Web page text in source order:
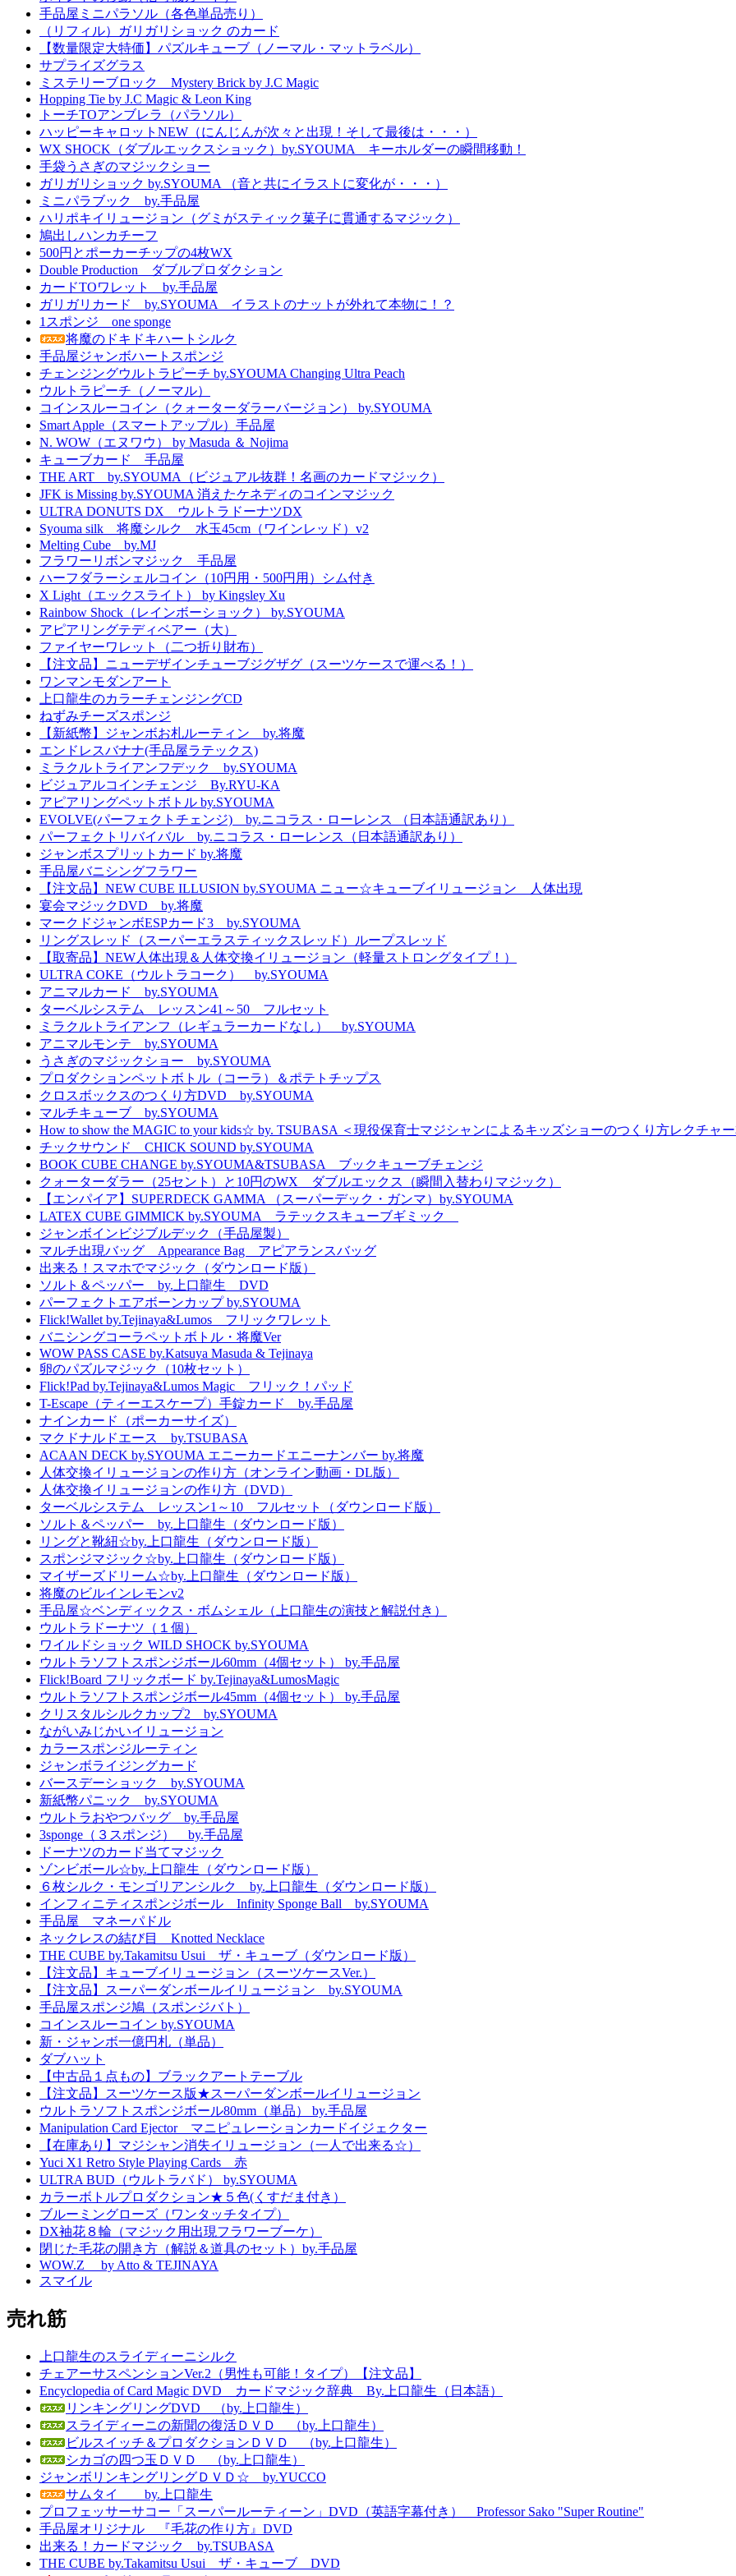
手品屋ミニパラソル（各色単品売り）
（リフィル）ガリガリショック のカード
【数量限定大特価】パズルキューブ（ノーマル・マットラベル）
サプライズグラス
ミステリーブロック Mystery Brick by J.C Magic
Hopping Tie by J.C Magic & Leon King
トーチTOアンブレラ（パラソル）
ハッピーキャロットNEW（にんじんが次々と出現！そして最後は・・・）
WX SHOCK（ダブルエックスショック）by.SYOUMA キーホルダーの瞬間移動！
手袋うさぎのマジックショー
ガリガリショック by.SYOUMA （音と共にイラストに変化が・・・）
ミニパラブック by.手品屋
ハリポキイリュージョン（グミがスティック菓子に貫通するマジック）
鳩出しハンカチーフ
500円とポーカーチップの4枚WX
Double Production ダブルプロダクション
カードTOワレット by.手品屋
ガリガリカード by.SYOUMA イラストのナットが外れて本物に！？
1スポンジ one sponge
将魔のドキドキハートシルク
手品屋ジャンボハートスポンジ
チェンジングウルトラピーチ by.SYOUMA Changing Ultra Peach
ウルトラピーチ（ノーマル）
コインスルーコイン（クォーターダラーバージョン） by.SYOUMA
Smart Apple（スマートアップル）手品屋
N. WOW（エヌワウ） by Masuda ＆ Nojima
キューブカード 手品屋
THE ART by.SYOUMA（ビジュアル抜群！名画のカードマジック）
JFK is Missing by.SYOUMA 消えたケネディのコインマジック
ULTRA DONUTS DX ウルトラドーナツDX
Syouma silk 将魔シルク 水玉45cm（ワインレッド）v2
Melting Cube by.MJ
フラワーリボンマジック 手品屋
ハーフダラーシェルコイン（10円用・500円用）シム付き
X Light（エックスライト） by Kingsley Xu
Rainbow Shock（レインボーショック） by.SYOUMA
アピアリングテディベアー（大）
ファイヤーワレット（二つ折り財布）
【注文品】ニューデザインチューブジグザグ（スーツケースで運べる！）
ワンマンモダンアート
上口龍生のカラーチェンジングCD
ねずみチーズスポンジ
【新紙幣】ジャンボお札ルーティン by.将魔
エンドレスバナナ(手品屋ラテックス)
ミラクルトライアンフデック by.SYOUMA
ビジュアルコインチェンジ By.RYU-KA
アピアリングペットボトル by.SYOUMA
EVOLVE(パーフェクトチェンジ) by.ニコラス・ローレンス （日本語通訳あり）
パーフェクトリバイバル by.ニコラス・ローレンス（日本語通訳あり）
ジャンボスプリットカード by.将魔
手品屋バニシングフラワー
【注文品】NEW CUBE ILLUSION by.SYOUMA ニュー☆キューブイリュージョン 人体出現
宴会マジックDVD by.将魔
マークドジャンボESPカード3 by.SYOUMA
リングスレッド（スーパーエラスティックスレッド）ループスレッド
【取寄品】NEW人体出現＆人体交換イリュージョン（軽量ストロングタイプ！）
ULTRA COKE（ウルトラコーク） by.SYOUMA
アニマルカード by.SYOUMA
ターベルシステム レッスン41～50 フルセット
ミラクルトライアンフ（レギュラーカードなし） by.SYOUMA
アニマルモンテ by.SYOUMA
うさぎのマジックショー by.SYOUMA
プロダクションペットボトル（コーラ）＆ポテトチップス
クロスボックスのつくり方DVD by.SYOUMA
マルチキューブ by.SYOUMA
How to show the MAGIC to your kids☆ by. TSUBASA ＜現役保育士マジシャンによるキッズショーのつくり方レクチャ
チックサウンド CHICK SOUND by.SYOUMA
BOOK CUBE CHANGE by.SYOUMA&TSUBASA ブックキューブチェンジ
クォーターダラー（25セント）と10円のWX ダブルエックス（瞬間入替わりマジック）
【エンパイア】SUPERDECK GAMMA （スーパーデック・ガンマ）by.SYOUMA
LATEX CUBE GIMMICK by.SYOUMA ラテックスキューブギミック
ジャンボインビジブルデック（手品屋製）
マルチ出現バッグ Appearance Bag アピアランスバッグ
出来る！スマホでマジック（ダウンロード版）
ソルト＆ペッパー by.上口龍生 DVD
パーフェクトエアボーンカップ by.SYOUMA
Flick!Wallet by.Tejinaya&Lumos フリックワレット
バニシングコーラペットボトル・将魔Ver
WOW PASS CASE by.Katsuya Masuda & Tejinaya
卵のパズルマジック（10枚セット）
Flick!Pad by.Tejinaya&Lumos Magic フリック！パッド
T-Escape（ティーエスケープ）手錠カード by.手品屋
ナインカード（ポーカーサイズ）
マクドナルドエース by.TSUBASA
ACAAN DECK by.SYOUMA エニーカードエニーナンバー by.将魔
人体交換イリュージョンの作り方（オンライン動画・DL版）
人体交換イリュージョンの作り方（DVD）
ターベルシステム レッスン1～10 フルセット（ダウンロード版）
ソルト＆ペッパー by.上口龍生（ダウンロード版）
リングと靴紐☆by.上口龍生（ダウンロード版）
スポンジマジック☆by.上口龍生（ダウンロード版）
マイザーズドリーム☆by.上口龍生（ダウンロード版）
将魔のビルインレモンv2
手品屋☆ベンディックス・ボムシェル（上口龍生の演技と解説付き）
ウルトラドーナツ（１個）
ワイルドショック WILD SHOCK by.SYOUMA
ウルトラソフトスポンジボール60mm（4個セット） by.手品屋
Flick!Board フリックボード by.Tejinaya&LumosMagic
ウルトラソフトスポンジボール45mm（4個セット） by.手品屋
クリスタルシルクカップ2 by.SYOUMA
ながいみじかいイリュージョン
カラースポンジルーティン
ジャンボライジングカード
バースデーショック by.SYOUMA
新紙幣パニック by.SYOUMA
ウルトラおやつバッグ by.手品屋
3sponge（３スポンジ） by.手品屋
ドーナツのカード当てマジック
ゾンビボール☆by.上口龍生（ダウンロード版）
６枚シルク・モンゴリアンシルク by.上口龍生（ダウンロード版）
インフィニティスポンジボール Infinity Sponge Ball by.SYOUMA
手品屋 マネーパドル
ネックレスの結び目 Knotted Necklace
THE CUBE by.Takamitsu Usui ザ・キューブ（ダウンロード版）
【注文品】キューブイリュージョン（スーツケースVer.）
【注文品】スーパーダンボールイリュージョン by.SYOUMA
手品屋スポンジ鳩（スポンジバト）
コインスルーコイン by.SYOUMA
新・ジャンボ一億円札（単品）
ダブハット
【中古品１点もの】ブラックアートテーブル
【注文品】スーツケース版★スーパーダンボールイリュージョン
ウルトラソフトスポンジボール80mm（単品） by.手品屋
Manipulation Card Ejector マニピュレーションカードイジェクター
【在庫あり】マジシャン消失イリュージョン（一人で出来る☆）
Yuci X1 Retro Style Playing Cards 赤
ULTRA BUD（ウルトラバド） by.SYOUMA
カラーボトルプロダクション★５色(くすだま付き）
ブルーミングローズ（ワンタッチタイプ）
DX袖花８輪（マジック用出現フラワーブーケ）
閉じた毛花の開き方（解説＆道具のセット）by.手品屋
WOW.Z by Atto & TEJINAYA
スマイル
売れ筋
上口龍生のスライディーニシルク
チェアーサスペンションVer.2（男性も可能！タイプ）【注文品】
Encyclopedia of Card Magic DVD カードマジック辞典 By.上口龍生（日本語）
リンキングリングDVD （by.上口龍生）
スライディーニの新聞の復活ＤＶＤ （by.上口龍生）
ビルスイッチ＆プロダクションＤＶＤ （by.上口龍生）
シカゴの四つ玉ＤＶＤ （by.上口龍生）
ジャンボリンキングリングＤＶＤ☆ by.YUCCO
サムタイ by.上口龍生
プロフェッサーサコー「スーパールーティーン」DVD（英語字幕付き） Professor Sako "Super Routine"
手品屋オリジナル 『毛花の作り方』DVD
出来る！カードマジック by.TSUBASA
THE CUBE by.Takamitsu Usui ザ・キューブ DVD